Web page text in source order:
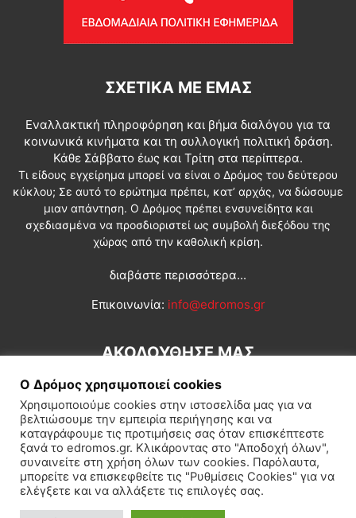
ΣΧΕΤΙΚΆ ΜΕ ΕΜΆΣ
Εναλλακτική πληροφόρηση και βήμα διαλόγου για τα
κοινωνικά κινήματα και τη συλλογική πολιτική δράση.
Κάθε Σάββατο έως και Τρίτη στα περίπτερα.
Τι είδους εγχείρημα μπορεί να είναι ο Δρόμος του δεύτερου
κύκλου; Σε αυτό το ερώτημα πρέπει, κατ’ αρχάς, να δώσουμε
μιαν απάντηση. Ο Δρόμος πρέπει ενσυνείδητα και
σχεδιασμένα να προσδιοριστεί ως συμβολή διεξόδου της
χώρας από την καθολική κρίση.
διαβάστε περισσότερα...
Επικοινωνία: info@edromos.gr
ΑΚΟΛΟΥΘΗΣΕ ΜΑΣ
Εγγραφή συνδρομητή Πολιτική Διεθνή Κοινωνία
Πολιτισμός Αφιερώματα
Ο Δρόμος χρησιμοποιεί cookies
Χρησιμοποιούμε cookies στην ιστοσελίδα μας για να
βελτιώσουμε την εμπειρία περιήγησης και να
καταγράφουμε τις προτιμήσεις σας όταν επισκέπτεστε
ξανά το edromos.gr. Κλικάροντας στο "Αποδοχή όλων",
συναινείτε στη χρήση όλων των cookies. Παρόλαυτα,
μπορείτε να επισκεφθείτε τις "Ρυθμίσεις Cookies" για να
ελέγξετε και να αλλάξετε τις επιλογές σας.